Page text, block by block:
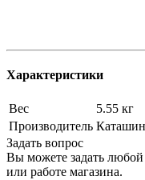
Характеристики
Вес
5.55 кг
Производитель
Задать вопрос
Вы можете задать
или работе магазина.